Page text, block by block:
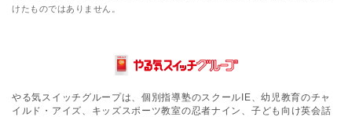
けたものではありません。
やる気スイッチグループは、個別指導塾のスクールIE、幼児教育のチャ
イルド・アイズ、キッズスポーツ教室の忍者ナイン、子ども向け英会話